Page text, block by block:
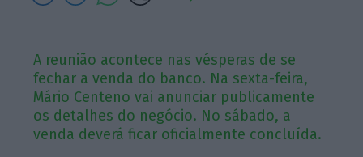
A reunião acontece nas vésperas de se
fechar a venda do banco. Na sexta-feira,
Mário Centeno vai anunciar publicamente
os detalhes do negócio. No sábado, a
venda deverá ficar oficialmente concluída.